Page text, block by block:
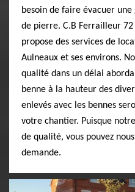
besoin de faire évacuer
de pierre. C.B Ferrailleur 72
propose des services de
Aulneaux et ses environs.
qualité dans un délai
benne à la hauteur des
enlevés avec les bennes
votre chantier. Puisque
de qualité, vous pouvez
demande.